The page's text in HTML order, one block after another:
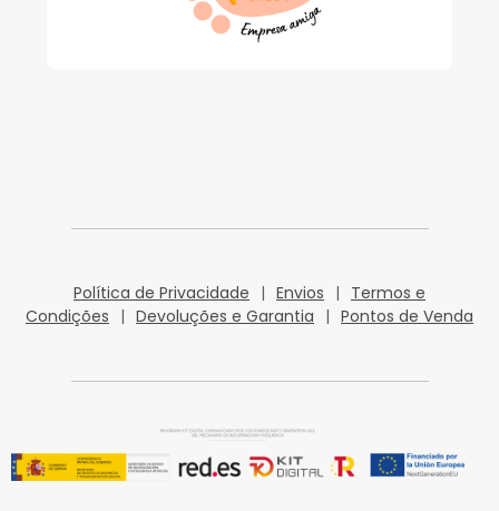
Política de Privacidade | Envios | Termos e
Condições | Devoluções e Garantia | Pontos de Venda